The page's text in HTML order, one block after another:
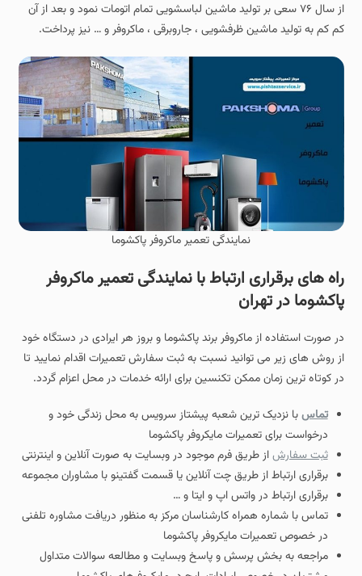
از سال ۷۶ سعی بر تولید ماشین لباسشویی تمام اتومات نمود و بعد از آن
کم کم به تولید ماشین ظرفشویی ، جاروبرقی ، ماکروفر و … نیز پرداخت.
نمایندگی تعمیر ماکروفر پاکشوما
راه های برقراری ارتباط با نمایندگی تعمیر ماکروفر
پاکشوما در تهران
در صورت استفاده از ماکروفر برند پاکشوما و بروز هر ایرادی در دستگاه خود
از روش های زیر می توانید نسبت به ثبت سفارش تعمیرات اقدام نمایید تا
در کوتاه ترین زمان ممکن تکنسین برای ارائه خدمات در محل اعزام گردد.
تماسبا نزدیک ترین شعبه پیشتاز سرویس به محل زندگی خود و
درخواست برای تعمیرات مایکروفر پاکشوما
ثبت سفارشاز طریق فرم موجود در وبسایت به صورت آنلاین و اینترنتی
برقراری ارتباط از طریق چت آنلاین یا قسمت گفتینو با مشاوران مجموعه
برقراری ارتباط در واتس اپ و ایتا و …
تماس با شماره همراه کارشناسان مرکز به منظور دریافت مشاوره تلفنی
در خصوص تعمیرات مایکروفر پاکشوما
مراجعه به بخش پرسش و پاسخ وبسایت و مطالعه سوالات متداول